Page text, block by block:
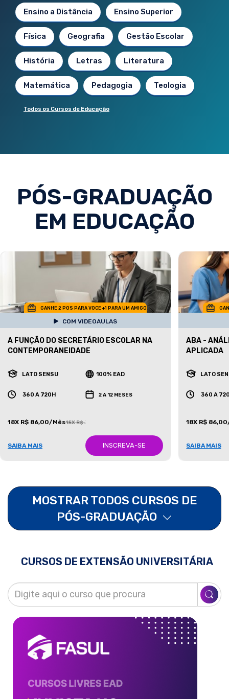
Ensino a Distância Ensino Superior
Física Geografia Gestão Escolar
História Letras Literatura
Matemática Pedagogia Teologia
Todos os Cursos de Educação
PÓS-GRADUAÇÃO
EM EDUCAÇÃO
GANHE 2 POS PARA VOCE +1 PARA UM AMIGO
COM VIDEOAULAS
A FUNÇÃO DO SECRETÁRIO ESCOLAR NA
CONTEMPORANEIDADE
LATO SENSU 100% EAD
360 A 720H 2 A 12 MESES
18X R$ 86,00/Mês18X R$ 387,00/Mês
SAIBA MAIS INSCREVA-SE
ABA -
APLICADA
LATO
360 A
18X R$
SAIBA MAIS
MOSTRAR TODOS CURSOS DE
PÓS-GRADUAÇÃO
CURSOS DE EXTENSÃO UNIVERSITÁRIA